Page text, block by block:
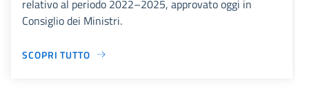
relativo al periodo 2022–2025, approvato oggi in
Consiglio dei Ministri.
SCOPRI TUTTO